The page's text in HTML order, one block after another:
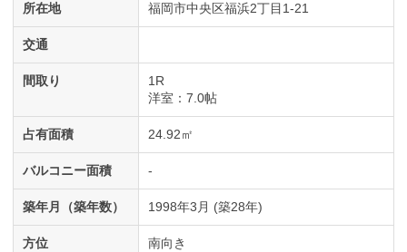
所在地 福岡市中央区福浜2丁目1-21
交通
間取り
1R
洋室 ：7.0帖
占有面積 24.92㎡
バルコニー面積 -
築年月（築年数） 1998年3月 (築28年)
方位 南向き